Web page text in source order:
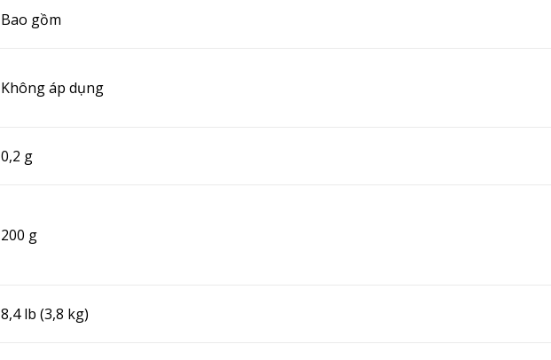
Bao gồm
Không áp dụng
0,2 g
200 g
8,4 lb (3,8 kg)